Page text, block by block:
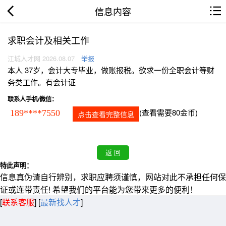
信息内容
求职会计及相关工作
江城人才网 2026.08.07 举报
本人 37岁，会计大专毕业，做账报税。欲求一份全职会计等财
务类工作。有会计证
联系人手机/微信：
189****7550 点击查看完整信息 (查看需要80金币)
特此声明：
信息真伪请自行辨别，求职应聘须谨慎，网站对此不承担任何保
证或连带责任! 希望我们的平台能为您带来更多的便利！
[联系客服] [最新找人才]